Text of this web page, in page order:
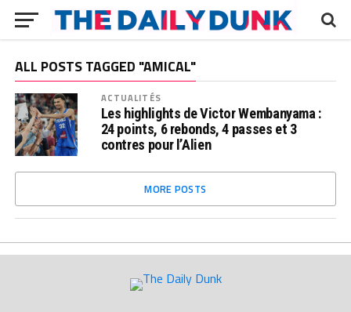
ALL POSTS TAGGED "AMICAL"
ACTUALITÉS
Les highlights de Victor Wembanyama :
24 points, 6 rebonds, 4 passes et 3
contres pour l’Alien
MORE POSTS